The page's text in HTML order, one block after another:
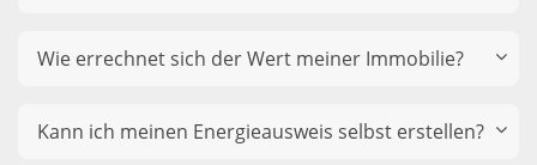
Wie errechnet sich der Wert meiner Immobilie?
Kann ich meinen Energieausweis selbst erstellen?